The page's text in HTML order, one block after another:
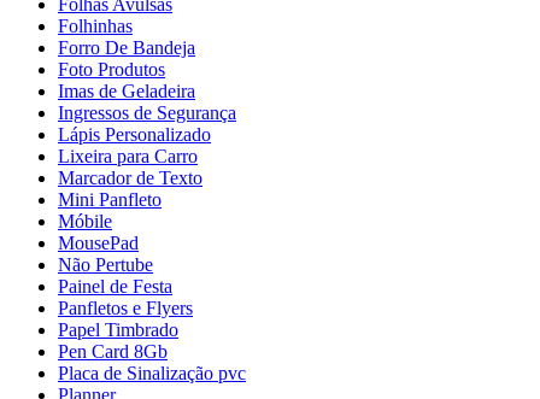
Folhas Avulsas
Folhinhas
Forro De Bandeja
Foto Produtos
Imas de Geladeira
Ingressos de Segurança
Lápis Personalizado
Lixeira para Carro
Marcador de Texto
Mini Panfleto
Móbile
MousePad
Não Pertube
Painel de Festa
Panfletos e Flyers
Papel Timbrado
Pen Card 8Gb
Placa de Sinalização pvc